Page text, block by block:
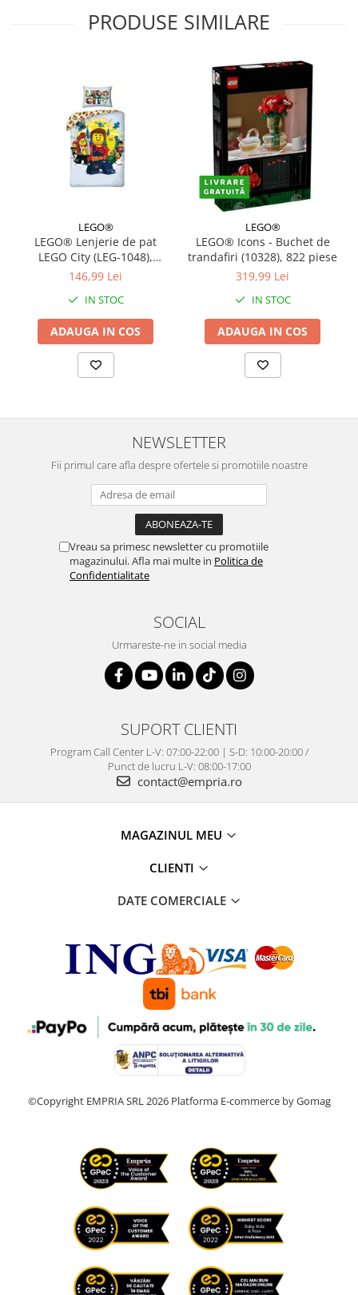
PRODUSE SIMILARE
LEGO®
LEGO® Lenjerie de pat
LEGO City (LEG-1048),
140x200 cm
146,99 Lei
IN STOC
ADAUGA IN COS
LEGO®
LEGO® Icons - Buchet de
trandafiri (10328), 822 piese
319,99 Lei
IN STOC
ADAUGA IN COS
NEWSLETTER
Fii primul care afla despre ofertele si promotiile noastre
Vreau sa primesc newsletter cu promotiile
magazinului. Afla mai multe in Politica de
Confidentialitate
SOCIAL
Urmareste-ne in social media
SUPORT CLIENTI
Program Call Center L-V: 07:00-22:00 | S-D: 10:00-20:00 /
Punct de lucru L-V: 08:00-17:00
contact@empria.ro
MAGAZINUL MEU
CLIENTI
DATE COMERCIALE
©Copyright EMPRIA SRL 2026 Platforma E-commerce by Gomag